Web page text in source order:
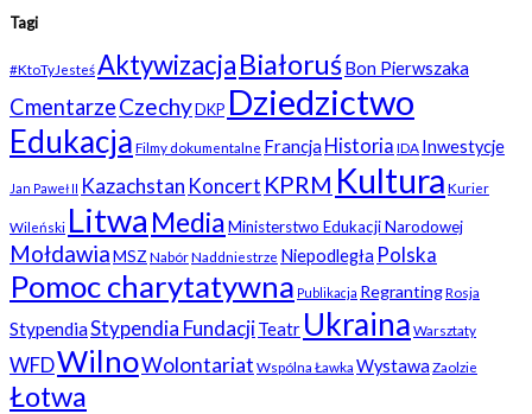
Tagi
#KtoTyJesteśAktywizacjaBiałoruśBon Pierwszaka
CmentarzeCzechyDKP Dziedzictwo
Edukacja Filmy dokumentalne Francja Historia IDA Inwestycje
Jan Paweł II Kazachstan Koncert KPRM Kultura Kurier
Wileński Litwa MediaMinisterstwo Edukacji Narodowej
MołdawiaMSZ NabórNaddniestrze Niepodległa Polska
Pomoc charytatywna Publikacja RegrantingRosja
StypendiaStypendia FundacjiTeatr Ukraina Warsztaty
WFDWilnoWolontariat Wspólna Ławka Wystawa Zaolzie
Łotwa